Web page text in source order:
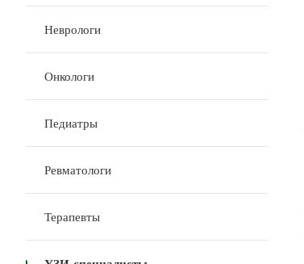
Неврологи
Онкологи
Педиатры
Ревматологи
Терапевты